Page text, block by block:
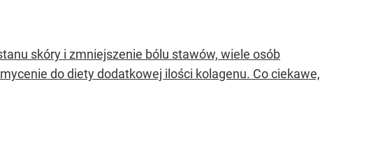
skóry i zmniejszenie bólu stawów, wiele osób
do diety dodatkowej ilości kolagenu. Co ciekawe,